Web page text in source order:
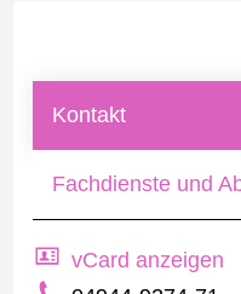
Kontakt
Fachdienste und
vCard anzeigen